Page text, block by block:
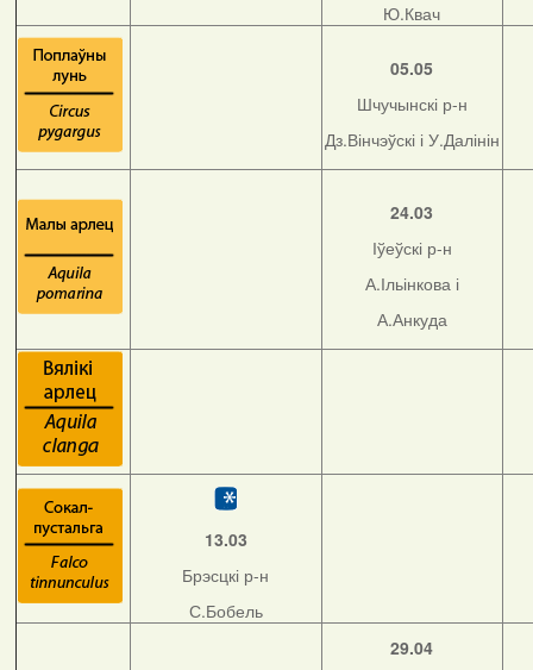
Ю.Квач
05.05
Шчучынскі р-н
Дз.Вінчэўскі і У.Далінін
24.03
Іўеўскі р-н
А.Ільінкова і
А.Анкуда
13.03
Брэсцкі р-н
С.Бобель
29.04